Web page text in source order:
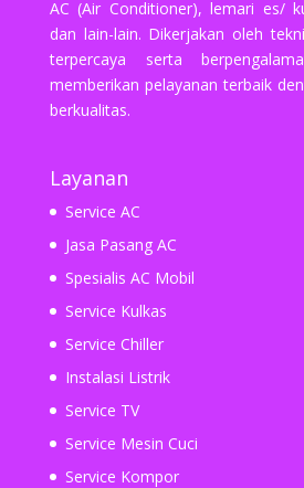
AC (Air Conditioner), lemari es/
dan lain-lain. Dikerjakan oleh
terpercaya serta
memberikan pelayanan terbaik
berkualitas.
Layanan
Service AC
Jasa Pasang AC
Spesialis AC Mobil
Service Kulkas
Service Chiller
Instalasi Listrik
Service TV
Service Mesin Cuci
Service Kompor